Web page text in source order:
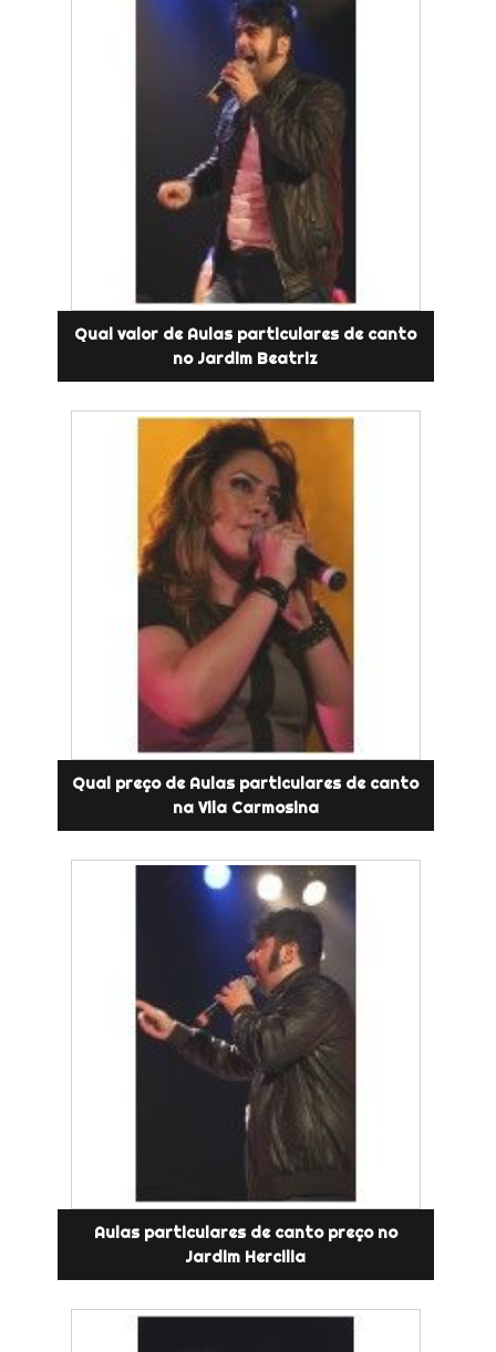
Qual valor de Aulas particulares de canto
no Jardim Beatriz
Qual preço de Aulas particulares de canto
na Vila Carmosina
Aulas particulares de canto preço no
Jardim Hercilia